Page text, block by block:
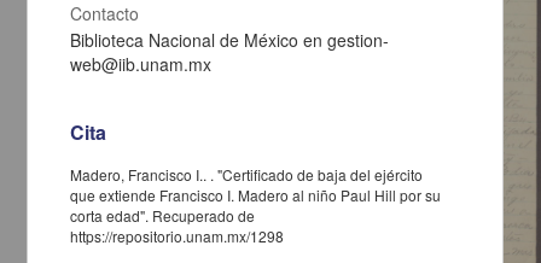
Contacto
Biblioteca Nacional de México en gestion-
web@iib.unam.mx
Cita
Madero, Francisco I.. . "Certificado de baja del ejército
que extiende Francisco I. Madero al niño Paul Hill por su
corta edad". Recuperado de
https://repositorio.unam.mx/1298